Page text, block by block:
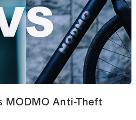
MODMO Anti-Theft